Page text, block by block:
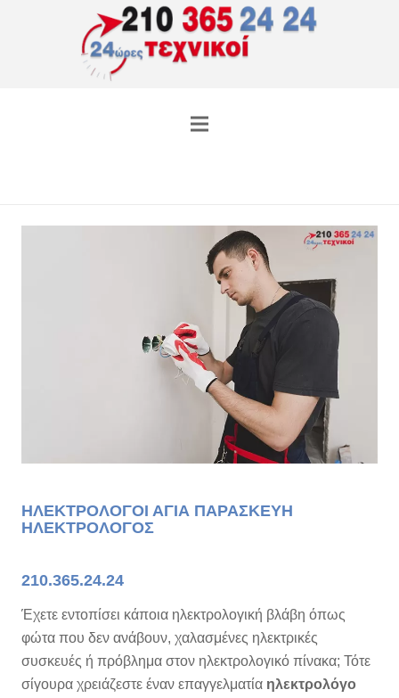
ΗΛΕΚΤΡΟΛΟΓΟΙ ΑΓΙΑ ΠΑΡΑΣΚΕΥΗ
ΗΛΕΚΤΡΟΛΟΓΟΣ
210.365.24.24
Έχετε εντοπίσει κάποια ηλεκτρολογική βλάβη όπως
φώτα που δεν ανάβουν, χαλασμένες ηλεκτρικές
συσκευές ή πρόβλημα στον ηλεκτρολογικό πίνακα; Τότε
σίγουρα χρειάζεστε έναν επαγγελματία ηλεκτρολόγο